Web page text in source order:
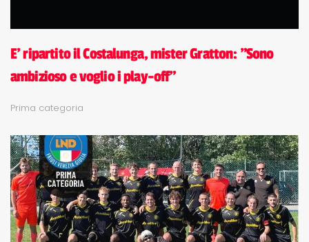
E' ripartito il Costalunga, mister Gratton: "Sono
ambizioso e voglio i play-off"
Prima categoria